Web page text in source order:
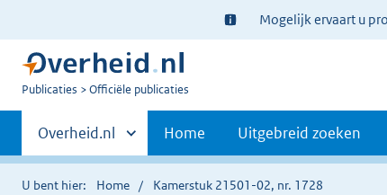
Ter
informatie:
Mogelijk ervaart u
U
Publicaties Officiële publicaties
Primaire
navigatie
Andere
sites
binnen
Overheid.nl Home Uitgebreid zoeken
U bent hier: Home Kamerstuk 21501-02, nr. 1728